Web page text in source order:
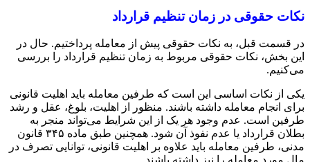
نکات حقوقی در زمان تنظیم قرارداد
در قسمت قبل، به نکات حقوقی پیش از معامله پرداختیم. حال در
این بخش، نکات حقوقی مربوط به زمان تنظیم قرارداد را بررسی
می‌کنیم.
یکی از نکات اساسی این است که طرفین معامله باید اهلیت قانونی
برای انجام معامله داشته باشند. منظور از اهلیت، بلوغ، عقل و رشد
طرفین است. عدم وجود هر یک از این شرایط می‌تواند منجر به
بطلان قرارداد یا عدم نفوذ آن شود. همچنین طبق ماده ۳۴۵ قانون
مدنی، طرفین معامله باید علاوه بر اهلیت قانونی، توانایی تصرف در